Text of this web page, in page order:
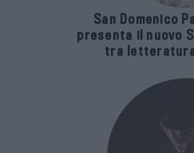
San Domenico
presenta il nuovo
tra